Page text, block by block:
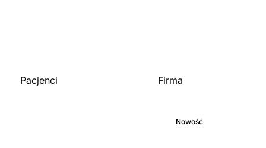
Pacjenci
Firma
Nowość